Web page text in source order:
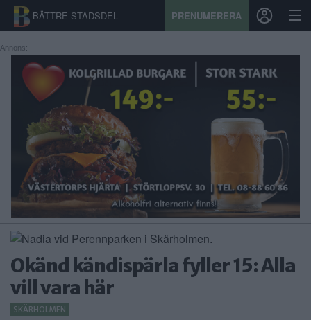
BÄTTRE STADSDEL PRENUMERERA
START
STADSDEL
PRENUMERATION
SPORT
ÅSIKTER
KALENDER
KONTAKT
Annons:
Okänd kändispärla fyller 15: Alla
vill vara här
SKÄRHOLMEN